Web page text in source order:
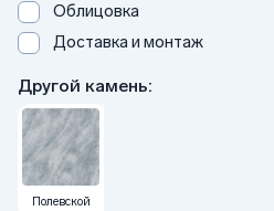
Облицовка
Доставка и монтаж
Другой камень:
Полевской